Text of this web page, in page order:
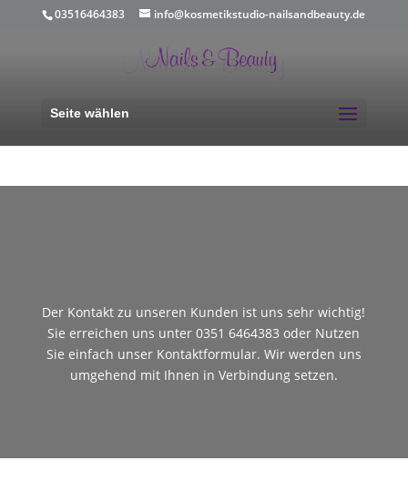
1 <a href="https://plus.google.com/106634970140893492386
03516464383 info@kosmetikstudio-nailsandbeauty.de
Seite wählen
Der Kontakt zu unseren Kunden ist uns sehr wichtig!
Sie erreichen uns unter 0351 6464383 oder Nutzen
Sie einfach unser Kontaktformular. Wir werden uns
umgehend mit Ihnen in Verbindung setzen.